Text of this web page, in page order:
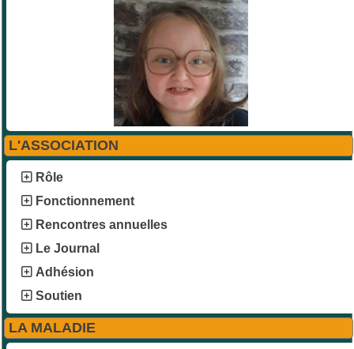
L'ASSOCIATION
Rôle
Fonctionnement
Rencontres annuelles
Le Journal
Adhésion
Soutien
LA MALADIE